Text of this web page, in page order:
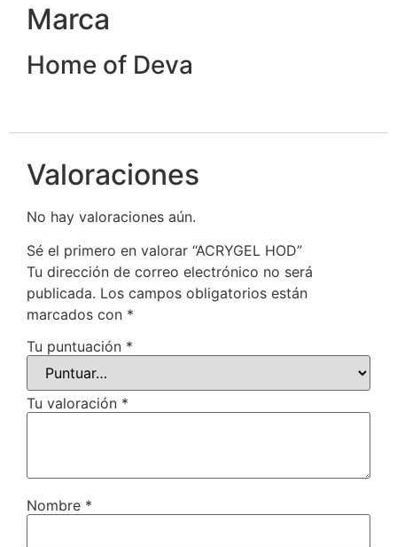
Marca
Home of Deva
Valoraciones
No hay valoraciones aún.
Sé el primero en valorar “ACRYGEL HOD”
Tu dirección de correo electrónico no será
publicada. Los campos obligatorios están
marcados con *
Tu puntuación *
Tu valoración *
Nombre *